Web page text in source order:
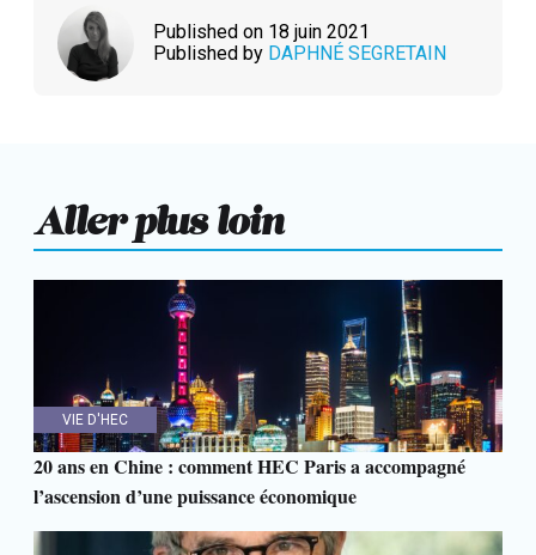
Published on 18 juin 2021
Published by DAPHNÉ SEGRETAIN
Aller plus loin
VIE D'HEC
20 ans en Chine : comment HEC Paris a accompagné
l’ascension d’une puissance économique